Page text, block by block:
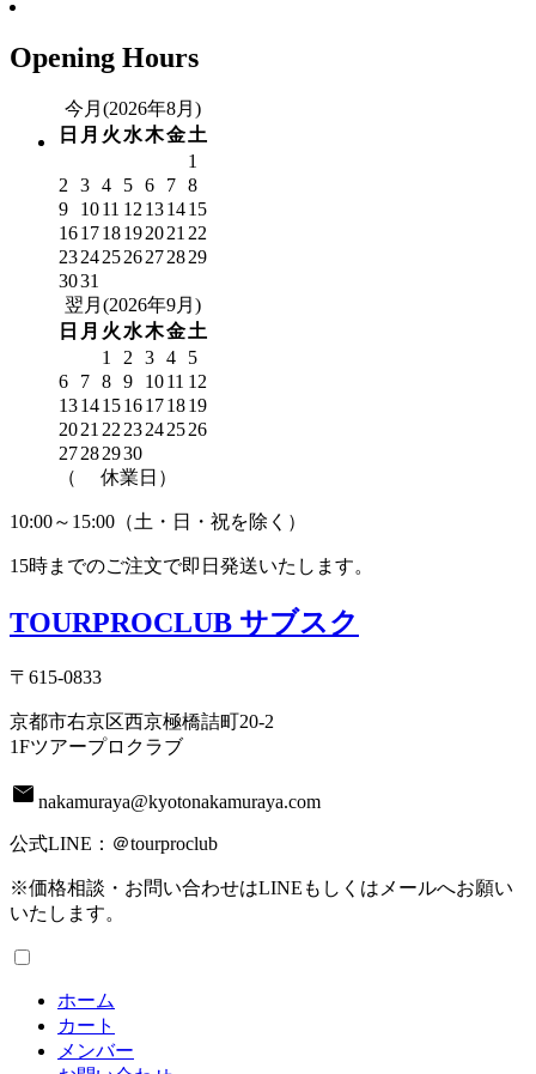
Opening Hours
今月(2026年8月)
日 月 火水木金土
1
2 3 4 5 6 7 8
9
1011 12131415
16171819202122
23242526272829
3031
翌月(2026年9月)
日 月 火水木金土
1
2 3 4
5
6
7 8 9 1011 12
13141516171819
20212223242526
27282930
（
休業日）
10:00～15:00（土・日・祝を除く）
15時までのご注文で即日発送いたします。
TOURPROCLUB サブスク
〒615-0833
京都市右京区西京極橋詰町20-2
1Fツアープロクラブ
mail nakamuraya@kyotonakamuraya.com
公式LINE：＠tourproclub
※価格相談・お問い合わせはLINEもしくはメールへお願い
いたします。
ホーム
カート
メンバー